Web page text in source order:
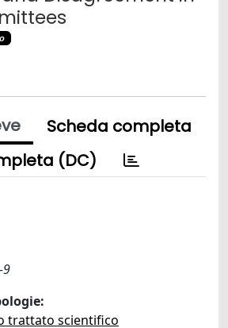
Scheda completa
(DC)
9
trattato scientifico